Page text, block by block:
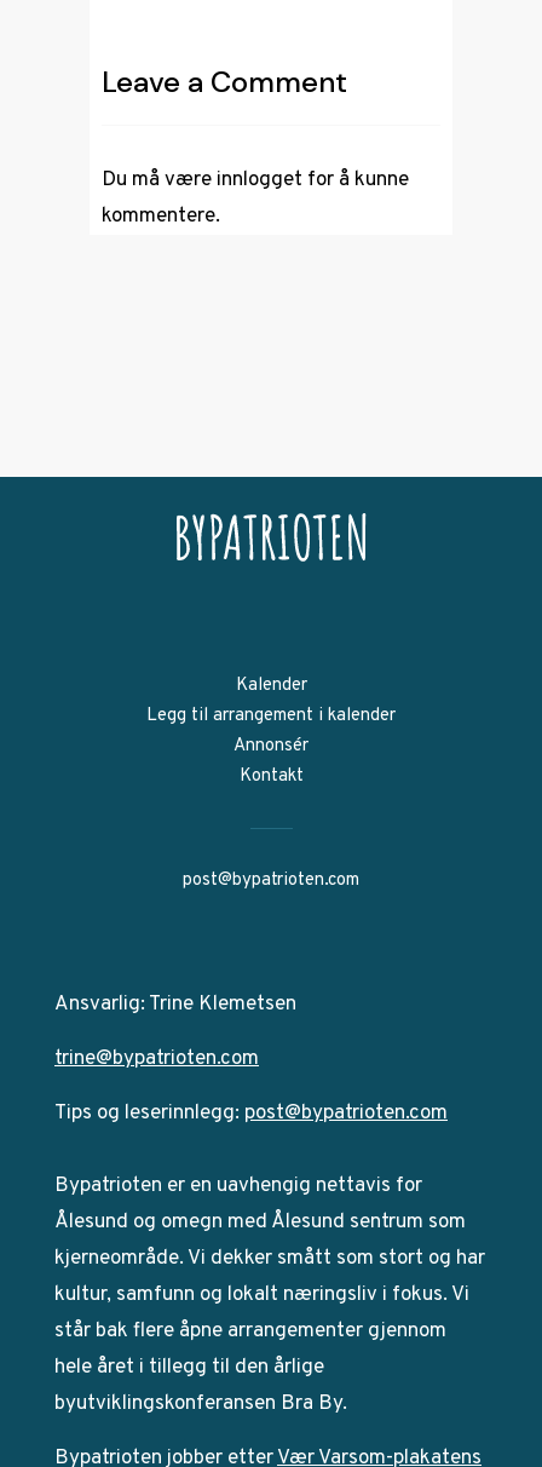
Leave a Comment
Du må være innlogget for å kunne
kommentere.
Kalender
Legg til arrangement i kalender
Annonsér
Kontakt
post@bypatrioten.com
Ansvarlig: Trine Klemetsen
trine@bypatrioten.com
Tips og leserinnlegg: post@bypatrioten.com
Bypatrioten er en uavhengig nettavis for
Ålesund og omegn med Ålesund sentrum som
kjerneområde. Vi dekker smått som stort og har
kultur, samfunn og lokalt næringsliv i fokus. Vi
står bak flere åpne arrangementer gjennom
hele året i tillegg til den årlige
byutviklingskonferansen Bra By.
Bypatrioten jobber etterVær Varsom-plakatens